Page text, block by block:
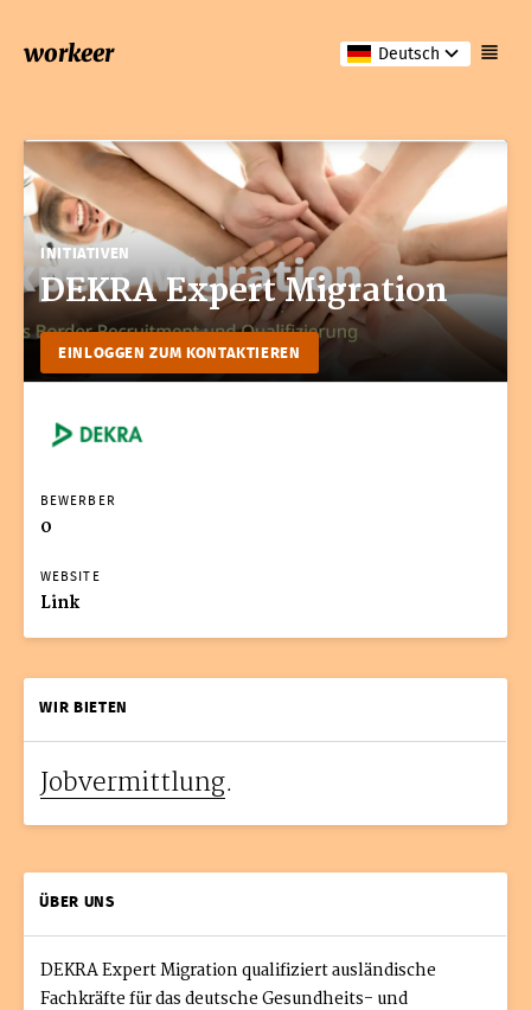
workeer Deutsch
INITIATIVEN
DEKRA Expert Migration
EINLOGGEN ZUM KONTAKTIEREN
BEWERBER
0
WEBSITE
Link
WIR BIETEN
Jobvermittlung.
ÜBER UNS
DEKRA Expert Migration qualifiziert ausländische
Fachkräfte für das deutsche Gesundheits- und